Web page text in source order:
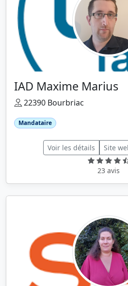
IAD Maxime Marius
22390 Bourbriac
Mandataire
Voir les détails Site
23 avis